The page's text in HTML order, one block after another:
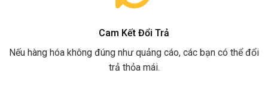
Cam Kết Đổi Trả
Nếu hàng hóa không đúng như quảng cáo, các bạn có thể đổi
trả thỏa mái.